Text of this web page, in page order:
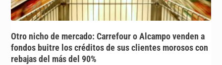
Otro nicho de mercado: Carrefour o Alcampo venden a
fondos buitre los créditos de sus clientes morosos con
rebajas del más del 90%